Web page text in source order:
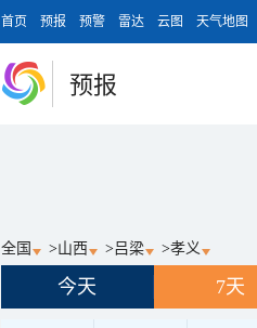
首页 预报 预警 雷达 云图 天气地图
预报
全国 >山西 >吕梁 >孝义
今天 7天